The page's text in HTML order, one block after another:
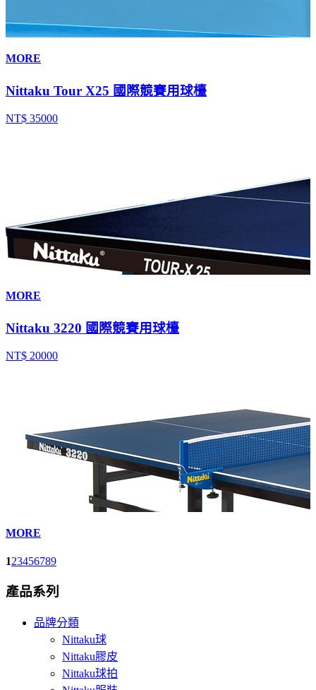
MORE
Nittaku Tour X25 國際競賽用球檯
NT$ 35000
MORE
Nittaku 3220 國際競賽用球檯
NT$ 20000
MORE
123456789
產品系列
品牌分類
Nittaku球
Nittaku膠皮
Nittaku球拍